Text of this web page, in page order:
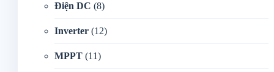
Điện DC (8)
Inverter (12)
MPPT (11)